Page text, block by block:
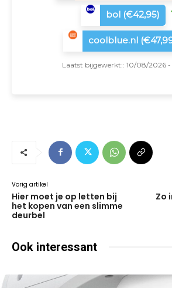
bol (€42,95)
coolblue.nl
Laatst bijgewerkt:: 10/08/2026 -
Vorig artikel
Hier moet je op letten bij
het kopen van een slimme
deurbel
Zo
Ook interessant